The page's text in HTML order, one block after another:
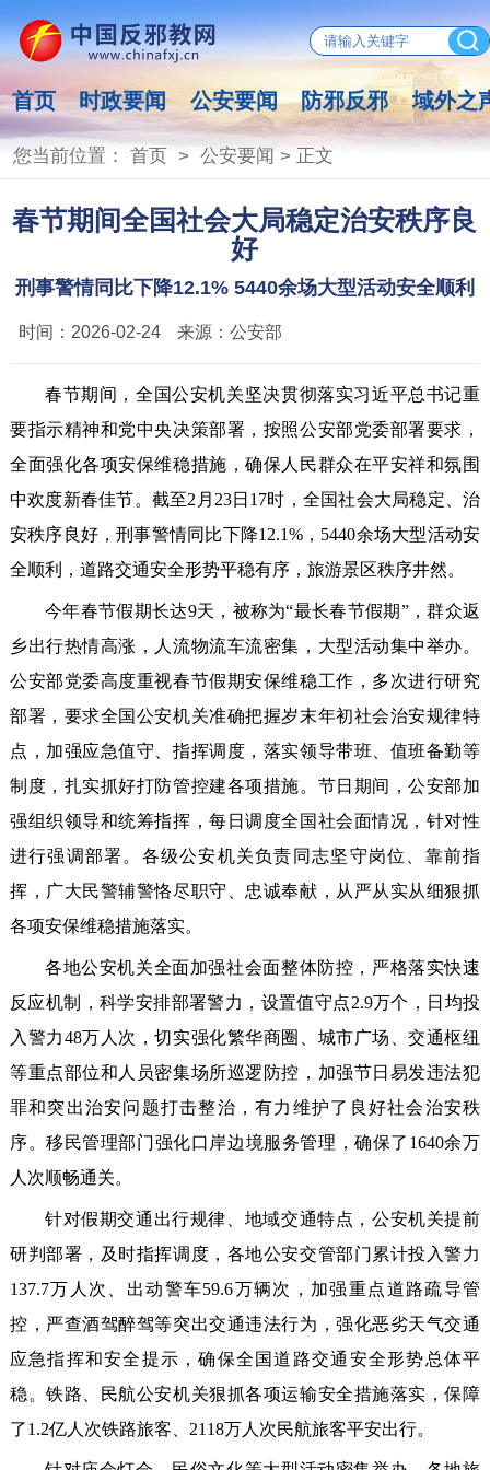
首页 时政要闻 公安要闻 防邪反邪 域外之
您当前位置： 首页> 公安要闻 > 正文
春节期间全国社会大局稳定治安秩序良
好
刑事警情同比下降12.1% 5440余场大型活动安全顺利
时间： 2026-02-24 来源：公安部
春节期间，全国公安机关坚决贯彻落实习近平总书记重
要指示精神和党中央决策部署，按照公安部党委部署要求，
全面强化各项安保维稳措施，确保人民群众在平安祥和氛围
中欢度新春佳节。截至2月23日17时，全国社会大局稳定、治
安秩序良好，刑事警情同比下降12.1%，5440余场大型活动安
全顺利，道路交通安全形势平稳有序，旅游景区秩序井然。
今年春节假期长达9天，被称为“最长春节假期”，群众返
乡出行热情高涨，人流物流车流密集，大型活动集中举办。
公安部党委高度重视春节假期安保维稳工作，多次进行研究
部署，要求全国公安机关准确把握岁末年初社会治安规律特
点，加强应急值守、指挥调度，落实领导带班、值班备勤等
制度，扎实抓好打防管控建各项措施。节日期间，公安部加
强组织领导和统筹指挥，每日调度全国社会面情况，针对性
进行强调部署。各级公安机关负责同志坚守岗位、靠前指
挥，广大民警辅警恪尽职守、忠诚奉献，从严从实从细狠抓
各项安保维稳措施落实。
各地公安机关全面加强社会面整体防控，严格落实快速
反应机制，科学安排部署警力，设置值守点2.9万个，日均投
入警力48万人次，切实强化繁华商圈、城市广场、交通枢纽
等重点部位和人员密集场所巡逻防控，加强节日易发违法犯
罪和突出治安问题打击整治，有力维护了良好社会治安秩
序。移民管理部门强化口岸边境服务管理，确保了1640余万
人次顺畅通关。
针对假期交通出行规律、地域交通特点，公安机关提前
研判部署，及时指挥调度，各地公安交管部门累计投入警力
137.7万人次、出动警车59.6万辆次，加强重点道路疏导管
控，严查酒驾醉驾等突出交通违法行为，强化恶劣天气交通
应急指挥和安全提示，确保全国道路交通安全形势总体平
稳。铁路、民航公安机关狠抓各项运输安全措施落实，保障
了1.2亿人次铁路旅客、2118万人次民航旅客平安出行。